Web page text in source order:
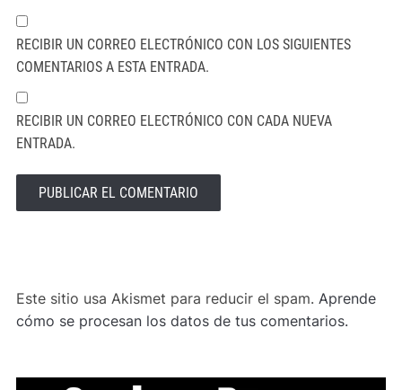
RECIBIR UN CORREO ELECTRÓNICO CON LOS SIGUIENTES
COMENTARIOS A ESTA ENTRADA.
RECIBIR UN CORREO ELECTRÓNICO CON CADA NUEVA
ENTRADA.
Este sitio usa Akismet para reducir el spam. Aprende
cómo se procesan los datos de tus comentarios.